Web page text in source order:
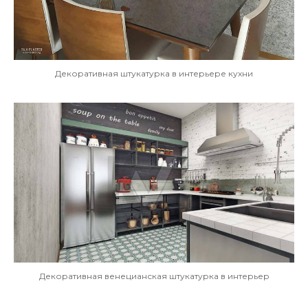
Декоративная штукатурка в интерьере кухни
Декоративная венецианская штукатурка в интерьер